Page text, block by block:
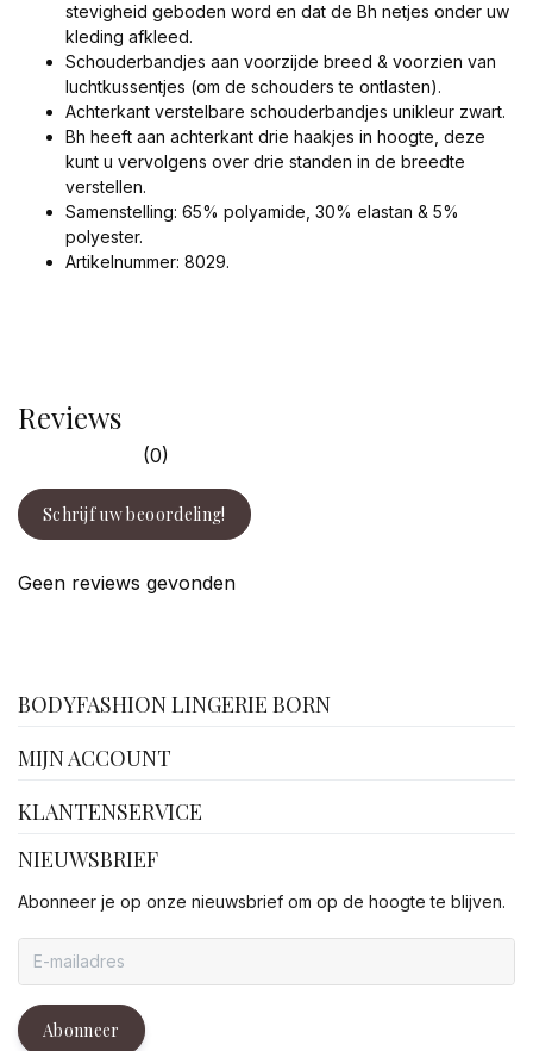
stevigheid geboden word en dat de Bh netjes onder uw
kleding afkleed.
Schouderbandjes aan voorzijde breed & voorzien van
luchtkussentjes (om de schouders te ontlasten).
Achterkant verstelbare schouderbandjes unikleur zwart.
Bh heeft aan achterkant drie haakjes in hoogte, deze
kunt u vervolgens over drie standen in de breedte
verstellen.
Samenstelling: 65% polyamide, 30% elastan & 5%
polyester.
Artikelnummer: 8029.
Reviews
(0)
Schrijf uw beoordeling!
Geen reviews gevonden
BODYFASHION LINGERIE BORN
MIJN ACCOUNT
KLANTENSERVICE
NIEUWSBRIEF
Abonneer je op onze nieuwsbrief om op de hoogte te blijven.
Abonneer